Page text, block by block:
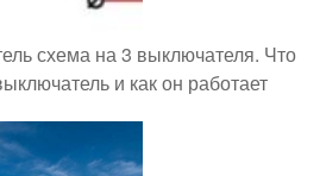
схема на 3 выключателя. Что
и как он работает